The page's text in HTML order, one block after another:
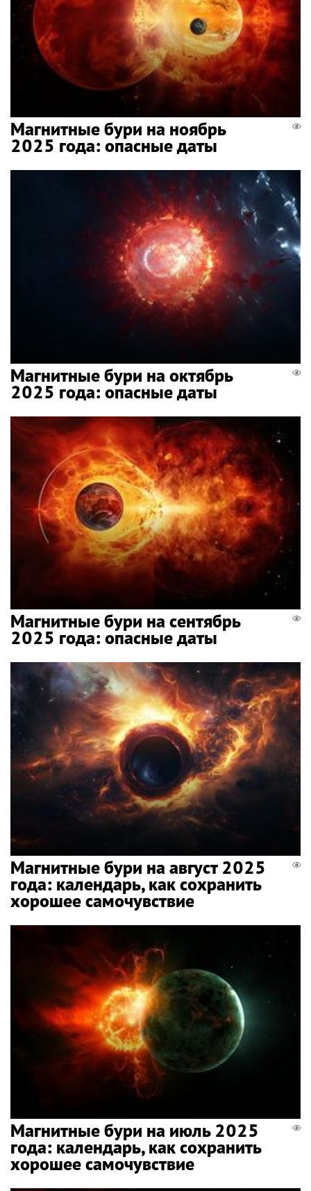
Магнитные бури на ноябрь
2025 года: опасные даты
Магнитные бури на октябрь
2025 года: опасные даты
Магнитные бури на сентябрь
2025 года: опасные даты
Магнитные бури на август 2025
года: календарь, как сохранить
хорошее самочувствие
Магнитные бури на июль 2025
года: календарь, как сохранить
хорошее самочувствие